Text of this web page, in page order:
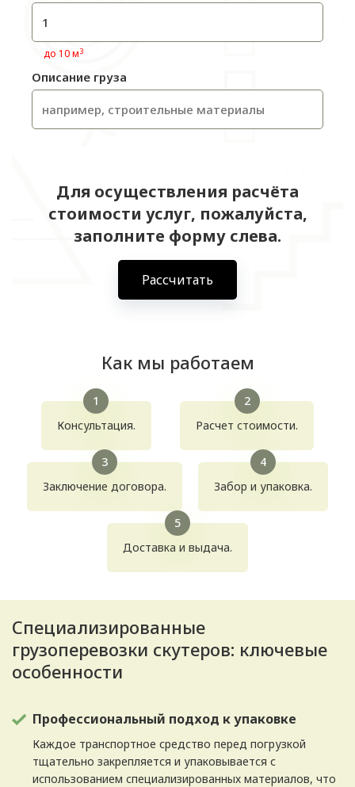
до 10 м3
Описание груза
Для осуществления расчёта
стоимости услуг, пожалуйста,
заполните форму слева.
Рассчитать
Как мы работаем
Консультация. Расчет стоимости.
Заключение договора. Забор и упаковка.
Доставка и выдача.
Специализированные
грузоперевозки скутеров: ключевые
особенности
Профессиональный подход к упаковке
Каждое транспортное средство перед погрузкой
тщательно закрепляется и упаковывается с
использованием специализированных материалов, что